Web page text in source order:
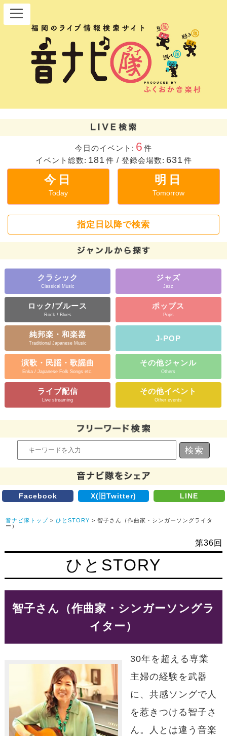
今日のイベント: 6 件
イベント総数: 181 件 / 登録会場数: 631 件
今日
Today
明日
Tomorrow
指定日以降で検索
クラシック
Classical Music
ジャズ
Jazz
ロック/ブルース
Rock / Blues
ポップス
Pops
純邦楽・和楽器
Traditional Japanese Music
J-POP
演歌・民謡・歌謡曲
Enka / Japanese Folk Songs etc.
その他ジャンル
Others
ライブ配信
Live streaming
その他イベント
Other events
Facebook X(旧Twitter) LINE
音ナビ隊トップ >ひとSTORY > 智子さん（作曲家・シンガーソングライタ
ー）
第36回
ひとSTORY
智子さん（作曲家・シンガーソングラ
イター）
30年を超える専業
主婦の経験を武器
に、共感ソングで人
を惹きつける智子さ
ん。人とは違う音楽